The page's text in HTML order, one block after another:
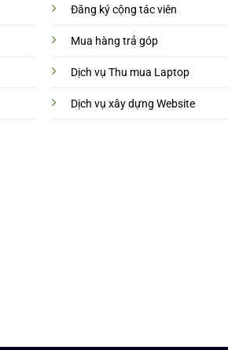
Đăng ký cộng tác viên
Mua hàng trả góp
Dịch vụ Thu mua Laptop
Dịch vụ xây dựng Website